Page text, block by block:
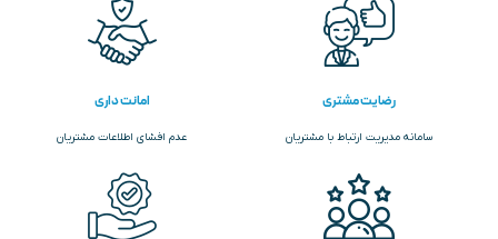
رضایت مشتری
سامانه مدیریت ارتباط با مشتریان
امانت داری
عدم افشای اطلاعات مشتریان